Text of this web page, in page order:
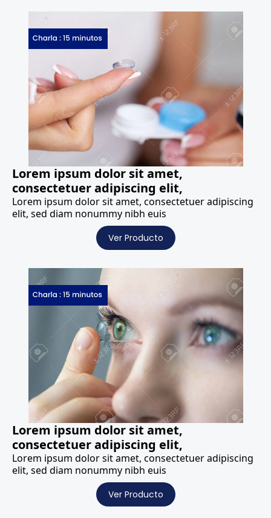
Lorem ipsum dolor sit amet,
consectetuer adipiscing elit,
Lorem ipsum dolor sit amet, consectetuer adipiscing
elit, sed diam nonummy nibh euis
Ver Producto
Lorem ipsum dolor sit amet,
consectetuer adipiscing elit,
Lorem ipsum dolor sit amet, consectetuer adipiscing
elit, sed diam nonummy nibh euis
Ver Producto